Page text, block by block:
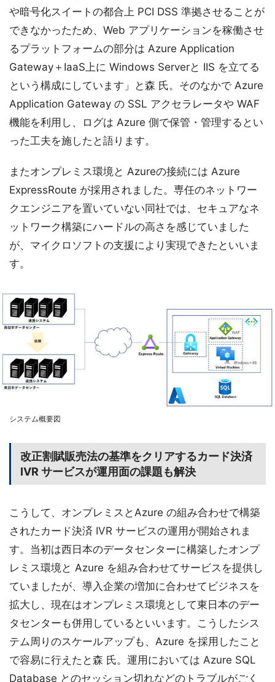
や暗号化スイートの都合上 PCI DSS 準拠させることが
できなかったため、Web アプリケーションを稼働させ
るプラットフォームの部分は Azure Application
Gateway＋IaaS上に Windows Serverと IIS を立てる
という構成にしています」と森 氏。そのなかで Azure
Application Gateway の SSL アクセラレータや WAF
機能を利用し、ログは Azure 側で保管・管理するとい
った工夫を施したと語ります。
またオンプレミス環境と Azureの接続には Azure
ExpressRoute が採用されました。専任のネットワー
クエンジニアを置いていない同社では、セキュアなネ
ットワーク構築にハードルの高さを感じていました
が、マイクロソフトの支援により実現できたといいま
す。
システム概要図
改正割賦販売法の基準をクリアするカード決済
IVR サービスが運用面の課題も解決
こうして、オンプレミスとAzure の組み合わせで構築
されたカード決済 IVR サービスの運用が開始されま
す。当初は西日本のデータセンターに構築したオンプ
レミス環境と Azure を組み合わせてサービスを提供し
ていましたが、導入企業の増加に合わせてビジネスを
拡大し、現在はオンプレミス環境として東日本のデー
タセンターも併用しているといいます。こうしたシス
テム周りのスケールアップも、Azure を採用したこと
で容易に行えたと森 氏。運用においては Azure SQL
Database とのセッション切れなどのトラブルがごく